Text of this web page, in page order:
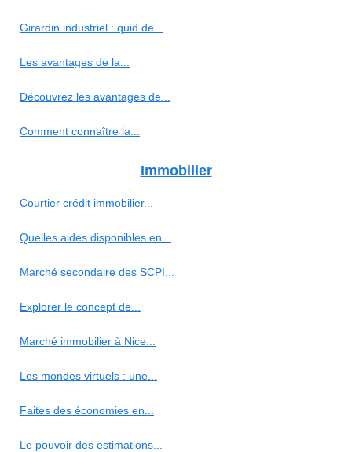
Girardin industriel : quid de...
Les avantages de la...
Découvrez les avantages de...
Comment connaître la...
Immobilier
Courtier crédit immobilier...
Quelles aides disponibles en...
Marché secondaire des SCPI...
Explorer le concept de...
Marché immobilier à Nice...
Les mondes virtuels : une...
Faites des économies en...
Le pouvoir des estimations...